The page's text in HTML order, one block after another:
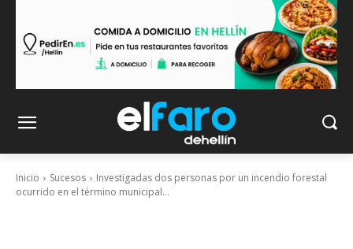
Inicio Sucesos
Investigadas dos personas por un incendio forestal
ocurrido en el término municipal...